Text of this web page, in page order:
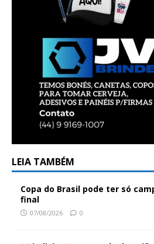
LEIA TAMBÉM
Copa do Brasil pode ter só
final
07/08/2026 0